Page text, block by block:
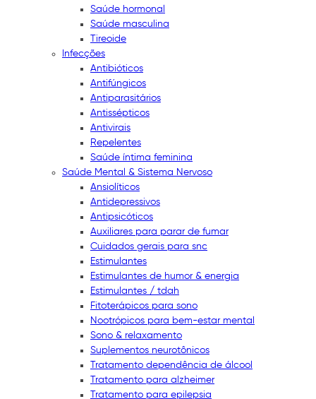
Saúde hormonal
Saúde masculina
Tireoide
Infecções
Antibióticos
Antifúngicos
Antiparasitários
Antissépticos
Antivirais
Repelentes
Saúde íntima feminina
Saúde Mental & Sistema Nervoso
Ansiolíticos
Antidepressivos
Antipsicóticos
Auxiliares para parar de fumar
Cuidados gerais para snc
Estimulantes
Estimulantes de humor & energia
Estimulantes / tdah
Fitoterápicos para sono
Nootrópicos para bem-estar mental
Sono & relaxamento
Suplementos neurotônicos
Tratamento dependência de álcool
Tratamento para alzheimer
Tratamento para epilepsia